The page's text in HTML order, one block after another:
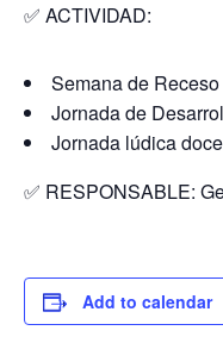
✅ ACTIVIDAD:
Semana de
Jornada de
Jornada lúdica
✅ RESPONSABLE:
Add to calendar